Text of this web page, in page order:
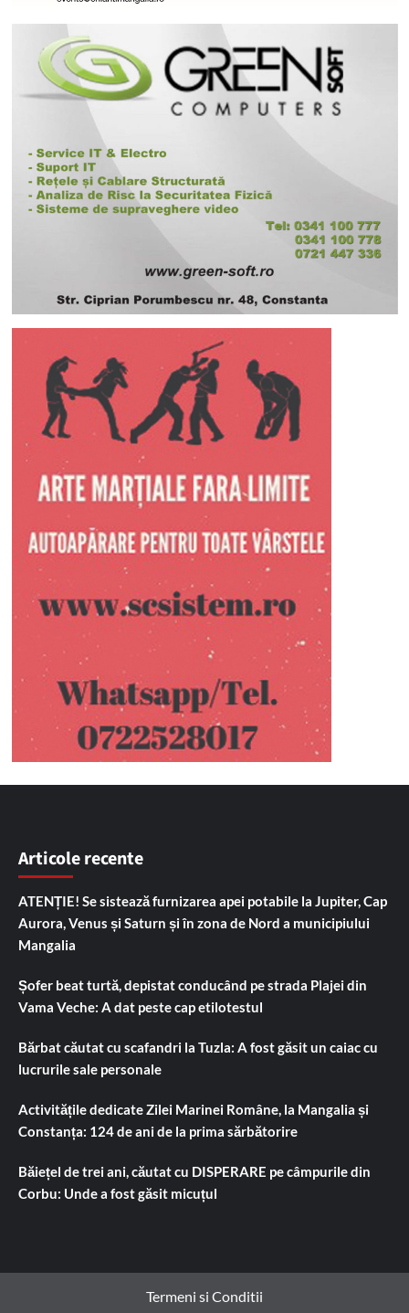
Articole recente
ATENȚIE! Se sistează furnizarea apei potabile la Jupiter, Cap
Aurora, Venus și Saturn și în zona de Nord a municipiului
Mangalia
Șofer beat turtă, depistat conducând pe strada Plajei din
Vama Veche: A dat peste cap etilotestul
Bărbat căutat cu scafandri la Tuzla: A fost găsit un caiac cu
lucrurile sale personale
Activitățile dedicate Zilei Marinei Române, la Mangalia și
Constanța: 124 de ani de la prima sărbătorire
Băiețel de trei ani, căutat cu DISPERARE pe câmpurile din
Corbu: Unde a fost găsit micuțul
Termeni si Conditii